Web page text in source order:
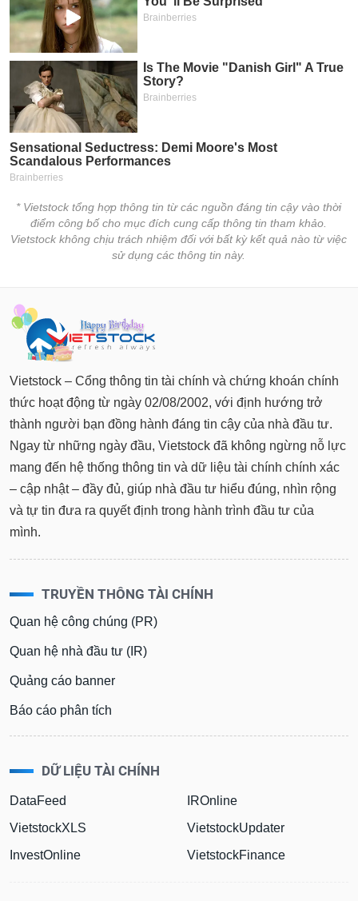
* Vietstock tổng hợp thông tin từ các nguồn đáng tin cậy vào thời
điểm công bố cho mục đích cung cấp thông tin tham khảo.
Vietstock không chịu trách nhiệm đối với bất kỳ kết quả nào từ việc
sử dụng các thông tin này.
Vietstock – Cổng thông tin tài chính và chứng khoán chính
thức hoạt động từ ngày 02/08/2002, với định hướng trở
thành người bạn đồng hành đáng tin cậy của nhà đầu tư.
Ngay từ những ngày đầu, Vietstock đã không ngừng nỗ lực
mang đến hệ thống thông tin và dữ liệu tài chính chính xác
– cập nhật – đầy đủ, giúp nhà đầu tư hiểu đúng, nhìn rộng
và tự tin đưa ra quyết định trong hành trình đầu tư của
mình.
TRUYỀN THÔNG TÀI CHÍNH
Quan hệ công chúng (PR)
Quan hệ nhà đầu tư (IR)
Quảng cáo banner
Báo cáo phân tích
DỮ LIỆU TÀI CHÍNH
DataFeed
VietstockXLS
InvestOnline
IROnline
VietstockUpdater
VietstockFinance